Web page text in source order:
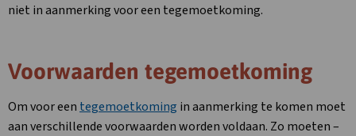
niet in aanmerking voor een tegemoetkoming.
Voorwaarden tegemoetkoming
Om voor een tegemoetkoming in aanmerking te komen moet
aan verschillende voorwaarden worden voldaan. Zo moeten –